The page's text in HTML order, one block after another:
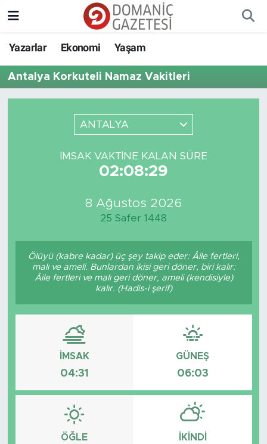
Yazarlar Ekonomi Yaşam
Antalya Korkuteli Namaz Vakitleri
ANTALYA
İMSAK VAKTINE KALAN SÜRE
02:08:29
8 Ağustos 2026
25 Safer 1448
Ölüyü (kabre kadar) üç şey takip eder: Âile fertleri,
malı ve ameli. Bunlardan ikisi geri döner, biri kalır:
Âile fertleri ve malı geri döner, ameli (kendisiyle)
kalır. (Hadis-i şerif)
İMSAK
04:31
GÜNEŞ
06:03
ÖĞLE İKINDI